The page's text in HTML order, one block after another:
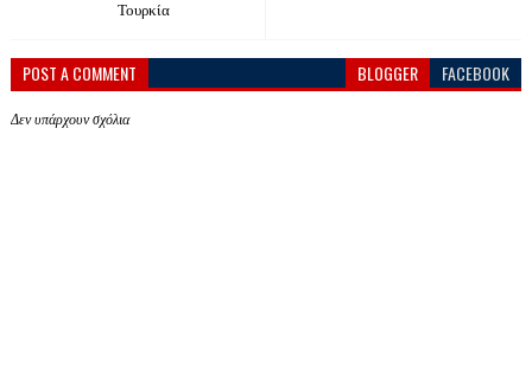
Τουρκία
POST A COMMENT BLOGGER FACEBOOK
Δεν υπάρχουν σχόλια